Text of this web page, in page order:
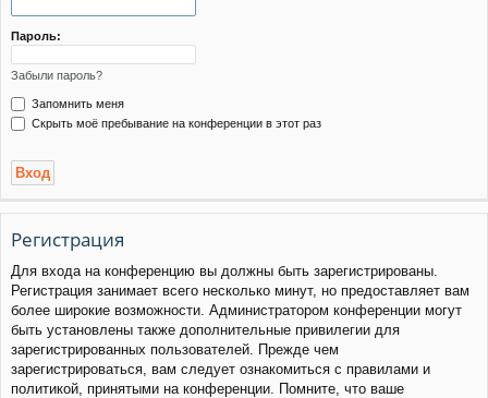
Пароль:
Забыли пароль?
Запомнить меня
Скрыть моё пребывание на конференции в этот раз
Регистрация
Для входа на конференцию вы должны быть зарегистрированы.
Регистрация занимает всего несколько минут, но предоставляет вам
более широкие возможности. Администратором конференции могут
быть установлены также дополнительные привилегии для
зарегистрированных пользователей. Прежде чем
зарегистрироваться, вам следует ознакомиться с правилами и
политикой, принятыми на конференции. Помните, что ваше